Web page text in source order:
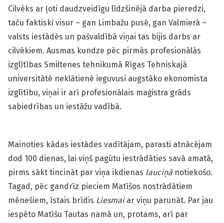
Cilvēks ar ļoti daudzveidīgu līdzšinējā darba pieredzi,
taču faktiski visur – gan Limbažu pusē, gan Valmierā –
valsts iestādēs un paš­valdībā viņai tas bijis darbs ar
cilvēkiem. Ausmas kundze pēc pirmās profesionālās
izglītības Smiltenes tehnikumā Rīgas Tehniskajā
universitātē neklātienē ieguvusi augstāko ekonomista
izglītību, viņai ir arī profesionālais maģistra grāds
sabiedrības un iestāžu vadībā.
Mainoties kādas iestādes vadītājam, parasti atnācējam
dod 100 dienas, lai viņš pagūtu iestrādāties savā amatā,
pirms sākt tincināt par viņa ikdienas lauciņānotiekošo.
Tagad, pēc gandrīz pieciem Matīšos nostrādātiem
mēnešiem, īstais brīdis Liesmaiar viņu parunāt. Par jau
iespēto Matīšu Tautas namā un, protams, arī par